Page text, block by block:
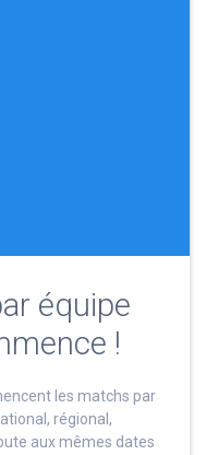
équipe
!
les matchs par
régional,
aux mêmes dates